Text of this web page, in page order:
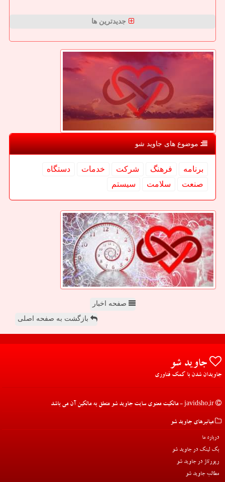
جدیدترین ها
موضوع های جاوید شو
برنامه فرهنگ شركت خدمات
دستگاه
صنعت
سلامت سیستم
صفحه اخبار
بازگشت به صفحه اصلی
جاوید شو
جاویدان شدن با کمک فناوری
میانبرهای جاوید شو
درباره ما
بک لینک در جاوید شو
رپورتاژ در جاوید شو
مطالب جاوید شو